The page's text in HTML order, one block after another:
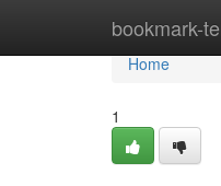
bookmark-
Home
Home
1